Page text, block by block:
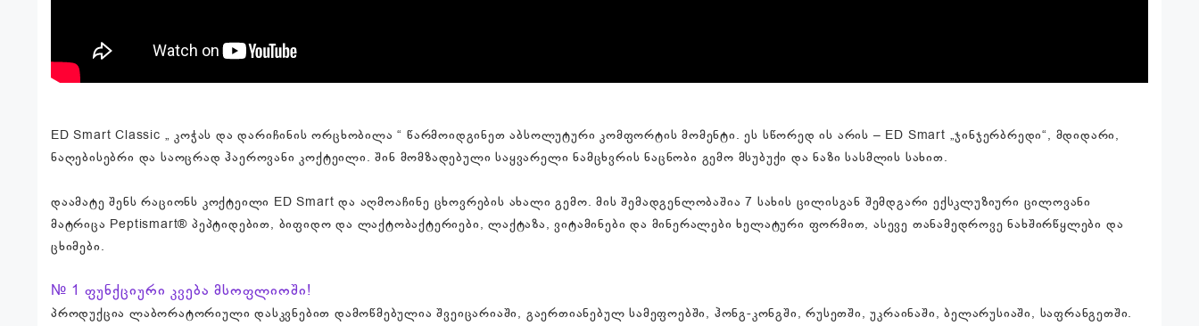
ED Smart Classic „ კოჭას და დარიჩინის ორცხობილა “ წარმოიდგინეთ აბსოლუტური კომფორტის მომენტი. ეს სწორედ ის არის – ED Smart „ჯინჯერბრედი“, მდიდარი,
ნაღებისებრი და საოცრად ჰაეროვანი კოქტეილი. შინ მომზადებული საყვარელი ნამცხვრის ნაცნობი გემო მსუბუქი და ნაზი სასმლის სახით.
დაამატე შენს რაციონს კოქტეილი ED Smart და აღმოაჩინე ცხოვრების ახალი გემო. მის შემადგენლობაშია 7 სახის ცილისგან შემდგარი ექსკლუზიური ცილოვანი
მატრიცა Peptismart® პეპტიდებით, ბიფიდო და ლაქტობაქტერიები, ლაქტაზა, ვიტამინები და მინერალები ხელატური ფორმით, ასევე თანამედროვე ნახშირწყლები და
ცხიმები.
№ 1 ფუნქციური კვება მსოფლიოში!
პროდუქცია ლაბორატორიული დასკვნებით დამოწმებულია შვეიცარიაში, გაერთიანებულ სამეფოებში, ჰონგ-კონგში, რუსეთში, უკრაინაში, ბელარუსიაში, საფრანგეთში.